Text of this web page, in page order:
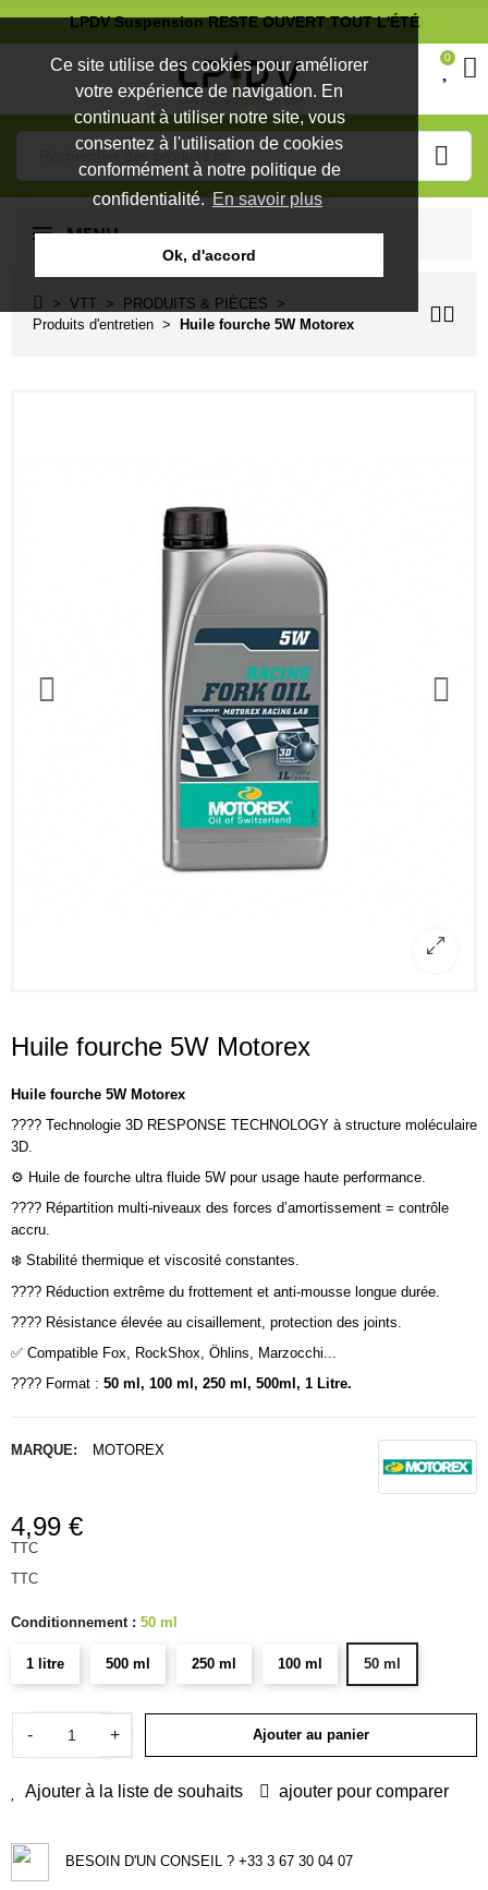
Ce site utilise des cookies pour améliorer
votre expérience de navigation. En
continuant à utiliser notre site, vous
consentez à l'utilisation de cookies
conformément à notre politique de
confidentialité.En savoir plus
Ok, d'accord
LPDV Suspension RESTE OUVERT TOUT L'ÉTÉ
0
MENU
VTT
PRODUITS & PIÈCES
Produits d'entretien
Huile fourche 5W Motorex
Huile fourche 5W Motorex
Huile fourche 5W Motorex
???? Technologie 3D RESPONSE TECHNOLOGY à structure moléculaire
3D.
⚙️ Huile de fourche ultra fluide 5W pour usage haute performance.
???? Répartition multi-niveaux des forces d’amortissement = contrôle
accru.
❄️ Stabilité thermique et viscosité constantes.
???? Réduction extrême du frottement et anti-mousse longue durée.
???? Résistance élevée au cisaillement, protection des joints.
✅ Compatible Fox, RockShox, Öhlins, Marzocchi...
???? Format : 50 ml, 100 ml, 250 ml, 500ml, 1 Litre.
MARQUE: MOTOREX
4,99 €
TTC
TTC
Conditionnement : 50 ml
1 litre 500 ml 250 ml 100 ml 50 ml
- + Ajouter au panier
Ajouter à la liste de souhaits ajouter pour comparer
BESOIN D'UN CONSEIL ? +33 3 67 30 04 07